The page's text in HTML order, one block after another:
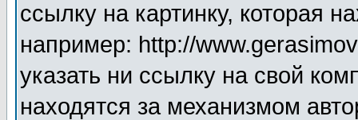
ссылку на картинку, которая
например: http://
указать ни ссылку на свой
находятся за механизмом